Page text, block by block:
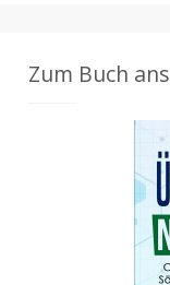
Zum Buch